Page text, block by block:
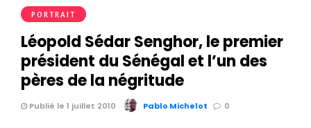
PORTRAIT
Léopold Sédar Senghor, le premier
président du Sénégal et l’un des
pères de la négritude
Publié le 1 juillet 2010 Pablo Michelot 0